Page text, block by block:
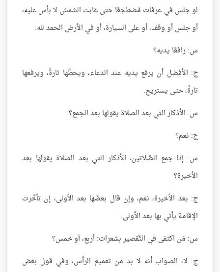
لو جلس في عرفات مُضطجعًا حتى غابت الشمسُ لا بأس عليه،
أو جلس أو وقف، أو على السيارة، أو في الأرض الحمد لله.
س: رافعًا يديه؟
ج: الأفضل أن يرفع يديه عند الدعاء، ويحطّها تارةً، ويرفعها
تارةً، حتى يستريح.
س: الأذكار التي بعد الصلاة يقولها بعد الجمع؟
ج: نعم؟
س: إذا جمع الصَّلاتين، الأذكار التي بعد الصلاة يقولها بعد
الأخيرة؟
ج: بعد الأخيرة، نعم، وإن قال بعضَها بعد الأولى، إن تأخَّرت
الإقامة يأتي بها بعد الأولى.
س: مَن اكتفى في التَّقصير بشعرات: أربع، أو خمس؟
ج: لا، الصواب أنه لا بد من تعميم الرأس، وفي قول بعض